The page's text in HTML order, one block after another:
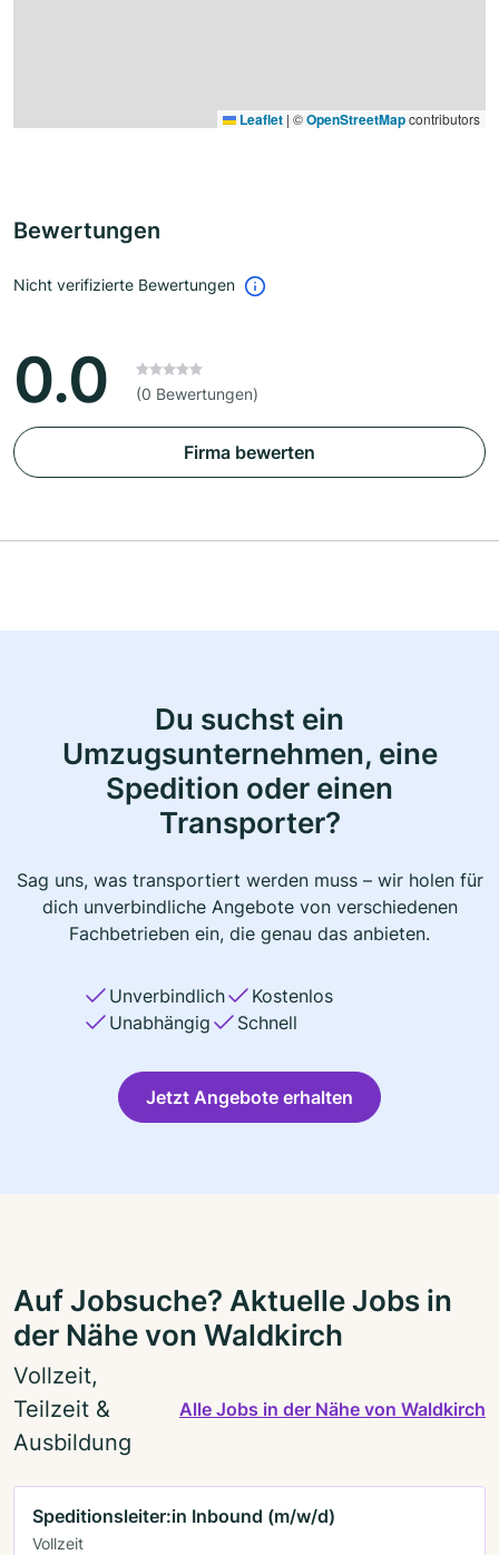
Leaflet | ©OpenStreetMapcontributors
Bewertungen
Nicht verifizierte Bewertungen
0.0 (0 Bewertungen)
Firma bewerten
Du suchst ein
Umzugsunternehmen, eine
Spedition oder einen
Transporter?
Sag uns, was transportiert werden muss – wir holen für
dich unverbindliche Angebote von verschiedenen
Fachbetrieben ein, die genau das anbieten.
Unverbindlich
Kostenlos
Unabhängig
Schnell
Jetzt Angebote erhalten
Auf Jobsuche? Aktuelle Jobs in
der Nähe von Waldkirch
Vollzeit,
Teilzeit &
Ausbildung
Alle Jobs in der Nähe von Waldkirch
Speditionsleiter:in Inbound (m/w/d)
Vollzeit